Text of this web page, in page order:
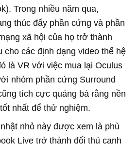
Trong nhiều năm qua,
thúc đẩy phần cứng và phần
xã hội của họ trở thành
cho các định dạng video thế hệ
là VR với việc mua lại Oculus
nhóm phần cứng Surround
tích cực quảng bá rằng nền
nhất để thử nghiệm.
nhỏ này được xem là phù
Live trở thành đối thủ cạnh